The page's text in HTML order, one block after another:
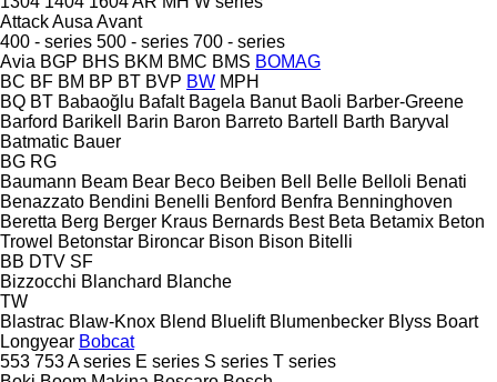
AttackAusa Avant
400 - series 500 - series 700 - series
Avia BGP BHS BKM BMC BMS BOMAG
BC BF BM BP BT BVP BW MPH
BQ BT Babaoğlu Bafalt Bagela Banut Baoli Barber-Greene
Barford Barikell Barin Baron Barreto Bartell Barth Baryval
Batmatic Bauer
BG RG
Baumann Beam Bear Beco Beiben Bell Belle Belloli Benati
Benazzato Bendini Benelli Benford Benfra Benninghoven
Beretta Berg Berger Kraus Bernards Best Beta Betamix Beton
Trowel Betonstar Bironcar Bison Bison Bitelli
BB DTV SF
Bizzocchi Blanchard Blanche
TW
Blastrac Blaw-Knox Blend Bluelift Blumenbecker Blyss Boart
Longyear Bobcat
553 753A series E series S series T series